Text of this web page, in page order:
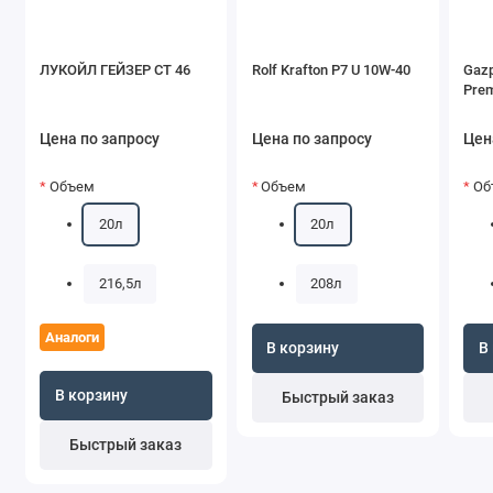
ЛУКОЙЛ ГЕЙЗЕР СТ 46
Цена по запросу
Аналоги
Объем
20л
216,5л
В корзину
Быстрый заказ
Rolf Krafton P7 U 10W-40
Цена по запросу
Объем
20л
208л
В корзину
Быстрый заказ
В